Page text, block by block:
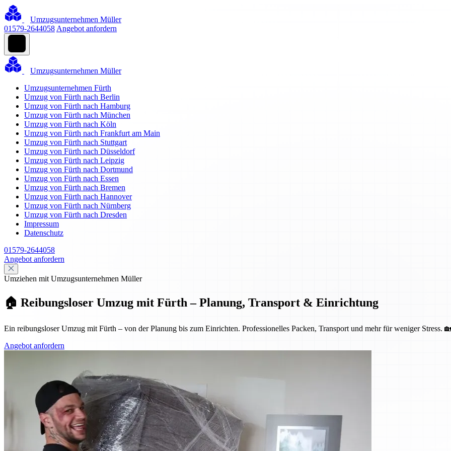
Umzugsunternehmen Müller
01579-2644058 Angebot anfordern
Umzugsunternehmen Müller
Umzugsunternehmen Fürth
Umzug von Fürth nach Berlin
Umzug von Fürth nach Hamburg
Umzug von Fürth nach München
Umzug von Fürth nach Köln
Umzug von Fürth nach Frankfurt am Main
Umzug von Fürth nach Stuttgart
Umzug von Fürth nach Düsseldorf
Umzug von Fürth nach Leipzig
Umzug von Fürth nach Dortmund
Umzug von Fürth nach Essen
Umzug von Fürth nach Bremen
Umzug von Fürth nach Hannover
Umzug von Fürth nach Nürnberg
Umzug von Fürth nach Dresden
Impressum
Datenschutz
01579-2644058
Angebot anfordern
Umziehen mit Umzugsunternehmen Müller
🏠 Reibungsloser Umzug mit Fürth – Planung, Transport & Einrichtung
Ein reibungsloser Umzug mit Fürth – von der Planung bis zum Einrichten. Professionelles Packen, Transport und mehr für weniger Stress.
Angebot anfordern